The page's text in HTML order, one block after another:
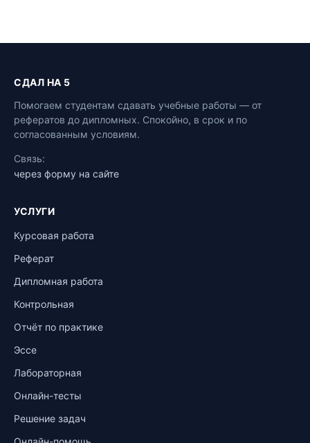
СДАЛ НА 5
Помогаем студентам сдавать учебные работы — от
рефератов до дипломных. Спокойно, в срок и по
согласованным условиям.
Связь:
через форму на сайте
УСЛУГИ
Курсовая работа
Реферат
Дипломная работа
Контрольная
Отчёт по практике
Эссе
Лабораторная
Онлайн-тесты
Решение задач